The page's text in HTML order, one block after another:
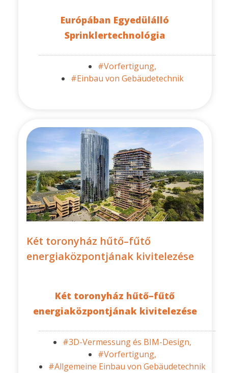
Európában Egyedülálló
Sprinklertechnológia
#Vorfertigung,
#Einbau von Gebäudetechnik
Két toronyház hűtő–fűtő
energiaközpontjának kivitelezése
Két toronyház hűtő–fűtő
energiaközpontjának kivitelezése
#3D-Vermessung és BIM-Design,
#Vorfertigung,
#Allgemeine Einbau von Gebäudetechnik